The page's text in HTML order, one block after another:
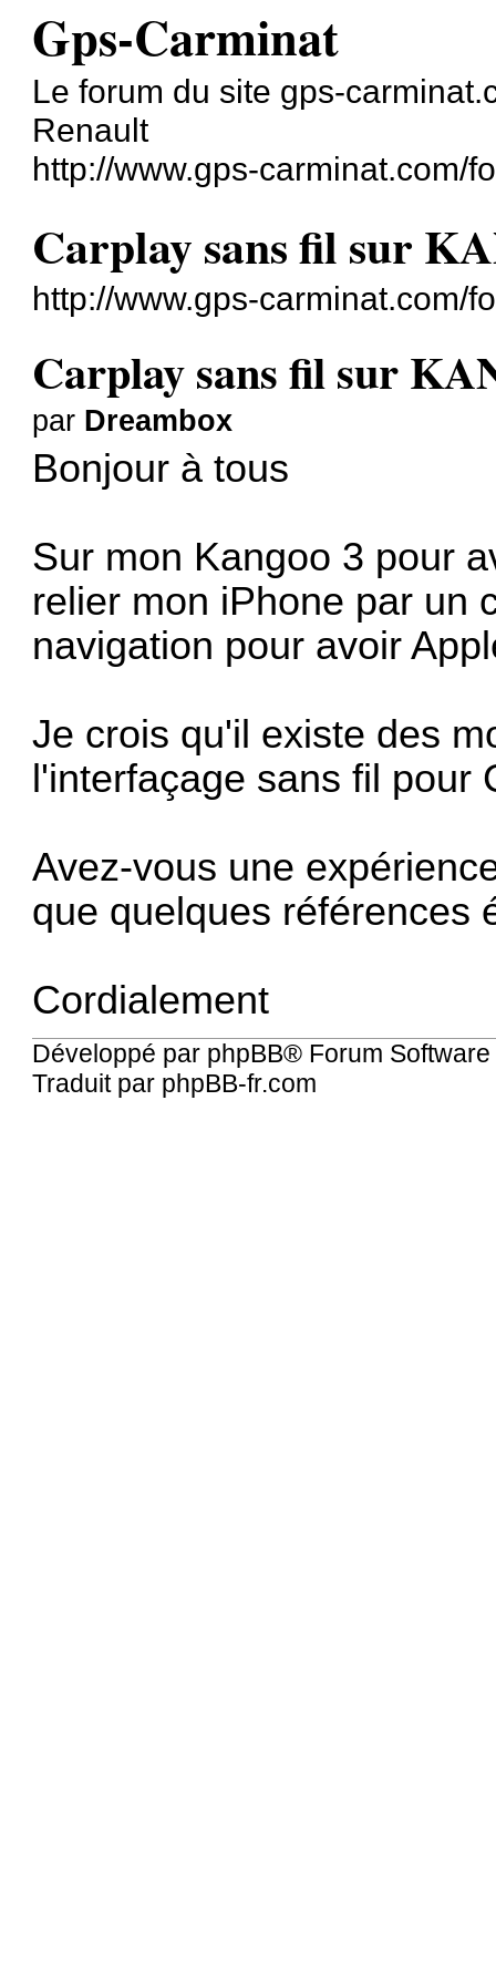
Gps-Carminat
Le forum du site gps-
Renault
http://www.gps-carminat.com/
Carplay sans fil sur
http://www.gps-carminat.com/
Carplay sans fil sur
par Dreambox
Bonjour à tous
Sur mon Kangoo 3 pour
relier mon iPhone par un
navigation pour avoir
Je crois qu'il existe des
l'interfaçage sans fil pour
Avez-vous une
que quelques références
Cordialement
Développé par phpBB® Forum
Traduit par phpBB-fr.com